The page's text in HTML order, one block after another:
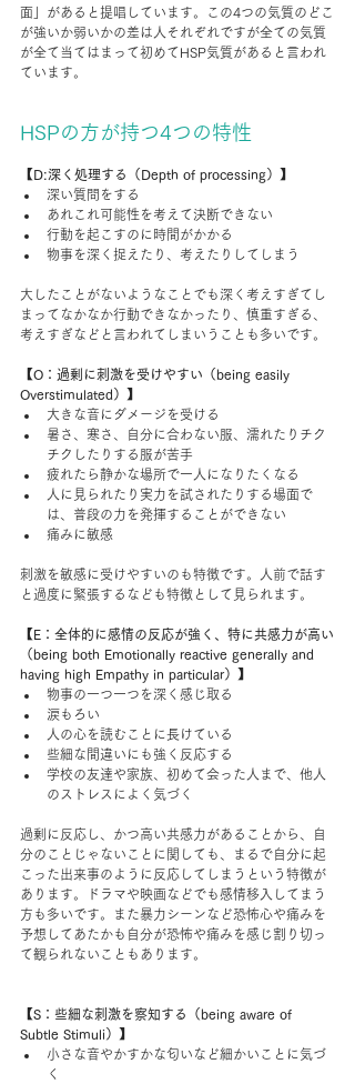
面」があると提唱しています。この4つの気質のどこ
が強いか弱いかの差は人それぞれですが全ての気質
が全て当てはまって初めてHSP気質があると言われ
ています。
HSPの方が持つ4つの特性
【D:深く処理する（Depth of processing）】
深い質問をする
あれこれ可能性を考えて決断できない
行動を起こすのに時間がかかる
物事を深く捉えたり、考えたりしてしまう
大したことがないようなことでも深く考えすぎてし
まってなかなか行動できなかったり、慎重すぎる、
考えすぎなどと言われてしまいうことも多いです。
【O：過剰に刺激を受けやすい（being easily
Overstimulated）】
大きな音にダメージを受ける
暑さ、寒さ、自分に合わない服、濡れたりチク
チクしたりする服が苦手
疲れたら静かな場所で一人になりたくなる
人に見られたり実力を試されたりする場面で
は、普段の力を発揮することができない
痛みに敏感
刺激を敏感に受けやすいのも特徴です。人前で話す
と過度に緊張するなども特徴として見られます。
【E：全体的に感情の反応が強く、特に共感力が高い
（being both Emotionally reactive generally and
having high Empathy in particular）】
物事の一つ一つを深く感じ取る
涙もろい
人の心を読むことに長けている
些細な間違いにも強く反応する
学校の友達や家族、初めて会った人まで、他人
のストレスによく気づく
過剰に反応し、かつ高い共感力があることから、自
分のことじゃないことに関しても、まるで自分に起
こった出来事のように反応してしまうという特徴が
あります。ドラマや映画などでも感情移入してまう
方も多いです。また暴力シーンなど恐怖心や痛みを
予想してあたかも自分が恐怖や痛みを感じ割り切っ
て観られないこともあります。
【S：些細な刺激を察知する（being aware of
Subtle Stimuli）】
小さな音やかすかな匂いなど細かいことに気づ
く